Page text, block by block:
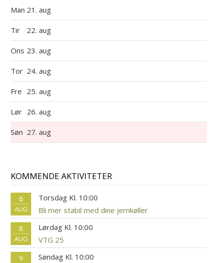
Man 21. aug
Tir 22. aug
Ons 23. aug
Tor 24. aug
Fre 25. aug
Lør 26. aug
Søn 27. aug
KOMMENDE AKTIVITETER
6
AUG
Torsdag Kl. 10:00
Bli mer stabil med dine jernkøller
8
AUG
Lørdag Kl. 10:00
VTG 25
9
Søndag Kl. 10:00